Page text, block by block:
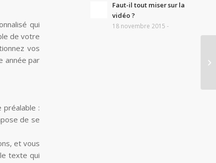
qui
de votre
vos
année par
préalable :
de se
et vous
texte qui
Faut-il tout miser sur la
vidéo ?
18 novembre 2015 -